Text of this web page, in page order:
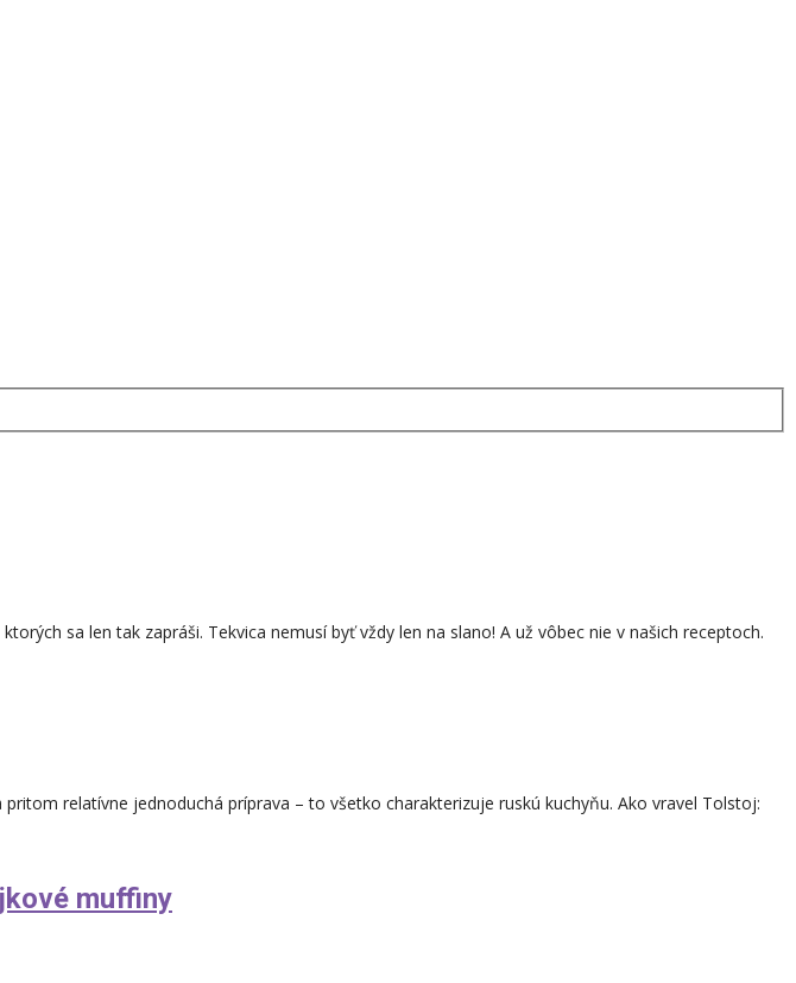
sa len tak zapráši. Tekvica nemusí byť vždy len na slano! A už vôbec nie v našich receptoch.
relatívne jednoduchá príprava – to všetko charakterizuje ruskú kuchyňu. Ako vravel Tolstoj:
muffiny